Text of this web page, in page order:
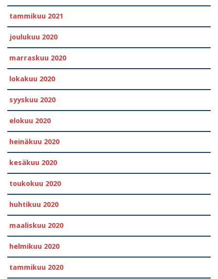
tammikuu 2021
joulukuu 2020
marraskuu 2020
lokakuu 2020
syyskuu 2020
elokuu 2020
heinäkuu 2020
kesäkuu 2020
toukokuu 2020
huhtikuu 2020
maaliskuu 2020
helmikuu 2020
tammikuu 2020